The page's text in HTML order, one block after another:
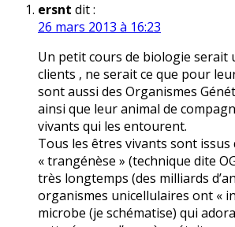
ersnt dit :
26 mars 2013 à 16:23
Un petit cours de biologie serait
clients , ne serait ce que pour
sont aussi des Organismes
ainsi que leur animal de
vivants qui les entourent.
Tous les êtres vivants sont issus
« trangénèse » (technique dite
très longtemps (des milliards
organismes unicellulaires ont «
microbe (je schématise) qui